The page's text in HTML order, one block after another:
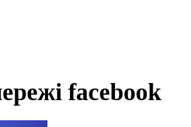
facebook